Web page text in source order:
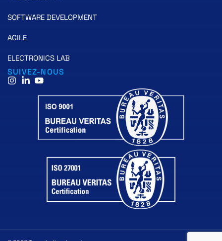
SOFTWARE DEVELOPMENT
AGILE
ELECTRONICS LAB
SUIVEZ-NOUS